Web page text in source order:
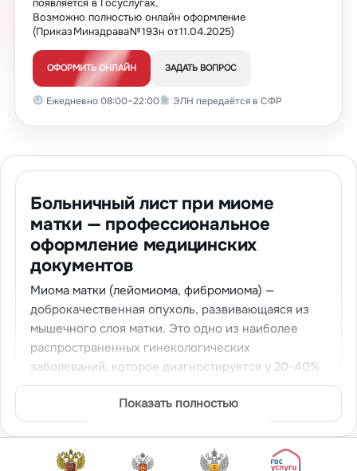
Возможно полностью онлайн оформление
(Приказ Минздрава № 193н от 11.04.2025)
ОФОРМИТЬ ОНЛАЙН ЗАДАТЬ ВОПРОС
Ежедневно 08:00–22:00 ЭЛН передаётся в СФР
Больничный лист при миоме
матки — профессиональное
оформление медицинских
документов
Миома матки (лейомиома, фибромиома) —
доброкачественная опухоль, развивающаяся из
мышечного слоя матки. Это одно из наиболее
распространенных гинекологических
заболеваний, которое диагностируется у 20-40%
женщин репродуктивного возраста. Миома может
протекать бессимптомно или вызывать
значительные нарушения, требующие
медицинского вмешательства и временного
освобождения от работы. Мы предлагаемкупить
Показать полностью